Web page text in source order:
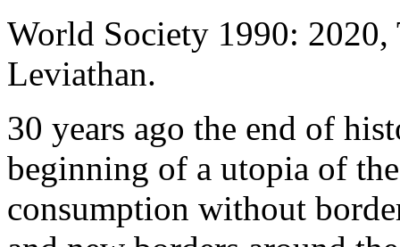
World Society 1990: 2020,
Leviathan.
30 years ago the end of
beginning of a utopia of
consumption without